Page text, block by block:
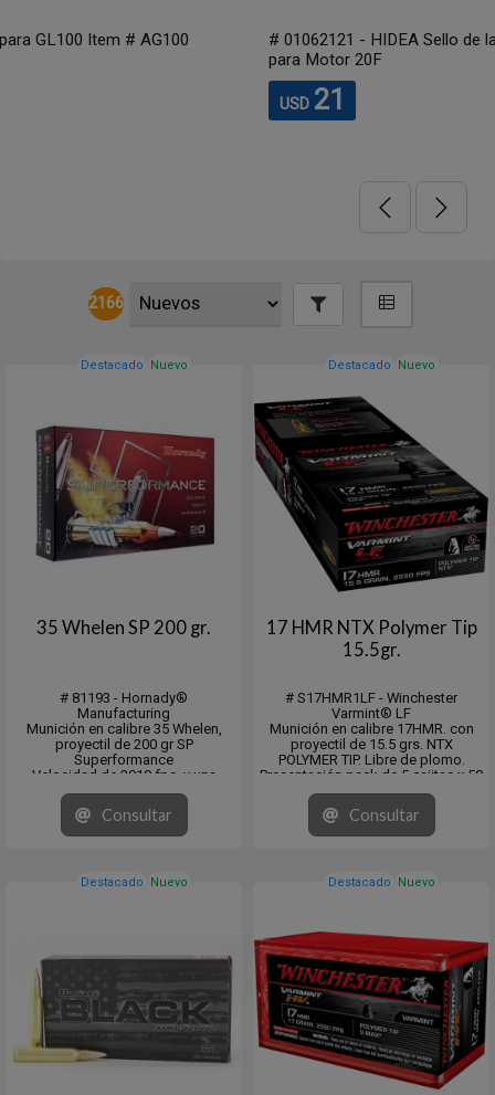
# 01062121 - HIDEA Sello de la manguera de agua (inferior)
2166
Destacado Nuevo
35 Whelen SP 200 gr.
# 81193 - Hornady®
Manufacturing
Munición en calibre 35 Whelen,
proyectil de 200 gr SP
Superformance
Velocidad de 2910 fps. y una
energia de 3760 fps./lb.
En cajita de 20 unidades y pack de
10 x 20 unidades.
Consultar
Destacado Nuevo
17 HMR NTX Polymer Tip
15.5gr.
# S17HMR1LF - Winchester
Varmint® LF
Munición en calibre 17HMR. con
proyectil de 15.5 grs. NTX
POLYMER TIP. Libre de plomo.
Presentación pack de 5 cajitas x 50
Unidades (250balas)
Venta mínima 5x50 o múltiplos.
Consultar
Destacado Nuevo Destacado Nuevo